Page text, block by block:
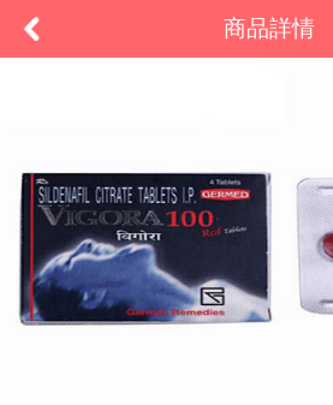
商品詳情